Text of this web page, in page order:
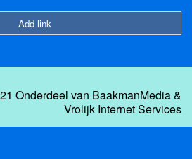
Add link
Onderdeel van BaakmanMedia&
Vrolijk Internet Services